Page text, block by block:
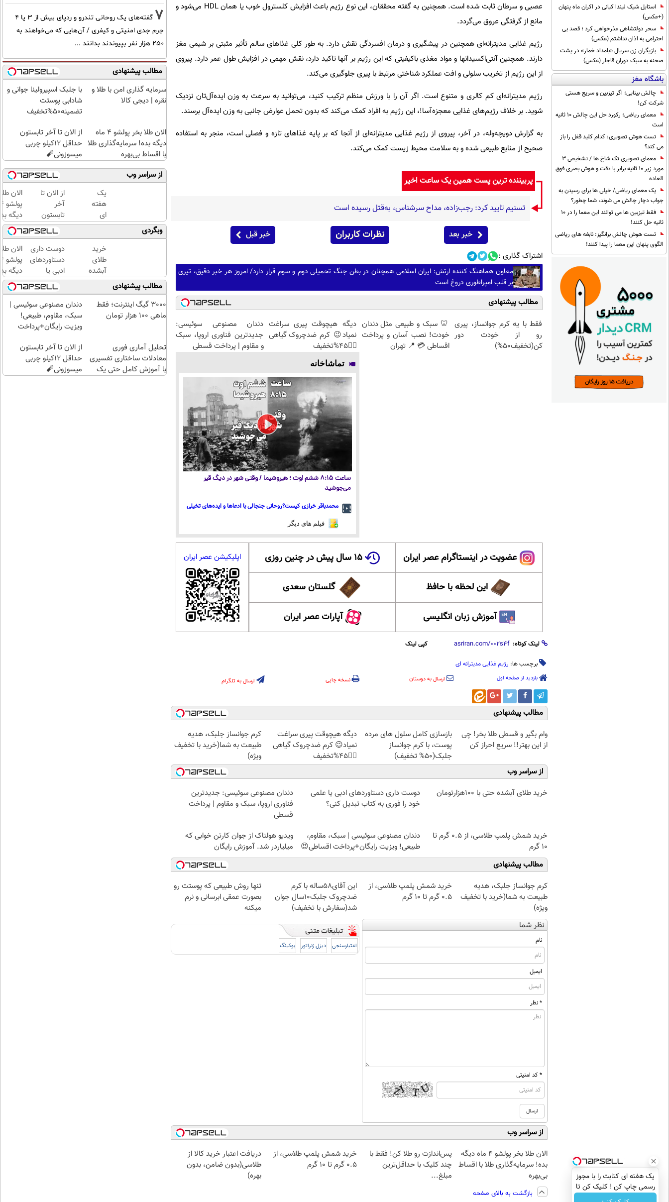
استایل شیک لیندا کیانی در اکران ماه پنهان
(+عکس)
سحر دولتشاهی عذرخواهی کرد ؛ قصد بی
احترامی به اذان نداشتم (عکس)
بازیگران زن سریال «بامداد خمار» در پشت
صحنه به سبک دوران قاجار (عکس)
باشگاه مغز
چالش بینایی؛ اگر تیزبین و سریع هستی
شرکت کن!
معمای ریاضی؛ رکورد حل این چالش 10 ثانیه
است
تست هوش تصویری: کدام کلید قفل را باز
می کند؟
معمای تصویری تک شاخ ها / تشخیص 3
مورد زیر 10 ثانیه برابر با دقت و هوش بصری فوق
العاده
یک معمای ریاضی/ خیلی ها برای رسیدن به
جواب دچار چالش می شوند، شما چطور؟
فقط تیزبین ها می توانند این معما را در 10
ثانیه حل کنند!
تست هوش چالش برانگیز: نابغه های ریاضی
الگوی پنهان این معما را پیدا کنند!
عصبی و سرطان ثابت شده است. همچنین به گفته محققان، این نوع رژیم باعث افزایش کلسترول خوب یا همان HDL می‌شود و
مانع از گرفتگی عروق می‌گردد.
رژیم غذایی مدیترانه‌ای همچنین در پیشگیری و درمان افسردگی نقش دارد. به طور کلی غذاهای سالم تأثیر مثبتی بر شیمی مغز
دارند. همچنین آنتی‌اکسیدانها و مواد مغذی باکیفیتی که این رژیم بر آنها تاکید دارد، نقش مهمی در افزایش طول عمر دارد. پیروی
از این رژیم از تخریب سلولی و افت عملکرد شناختی مرتبط با پیری جلوگیری می‌کند.
رژیم مدیترانه‌ای کم کالری و متنوع است. اگر آن را با ورزش منظم ترکیب کنید، می‌توانید به سرعت به وزن ایده‌آل‌تان نزدیک
شوید. بر خلاف رژیم‌های غذایی معجزه‌آسا!، این رژیم به افراد کمک می‌کند که بدون تحمل عوارض جانبی به وزن ایده‌آل برسند.
به گزارش دویچه‌وله، در آخر، پیروی از رژیم غذایی مدیترانه‌ای از آنجا که بر پایه غذاهای تازه و فصلی است، منجر به استفاده
صحیح از منابع طبیعی شده و به سلامت محیط زیست کمک می‌کند.
پربیننده ترین پست همین یک ساعت اخیر
تسنیم تایید کرد: رجب‌زاده، مداح سرشناس، به‌قتل رسیده است
خبر بعد نظرات کاربران خبر قبل
اشتراک گذاری :
معاون هماهنگ کننده ارتش: ایران اسلامی همچنان در بطن جنگ تحمیلی دوم و سوم قرار دارد/ امروز هر خبر دقیق، تیری
بر قلب امپراطوری دروغ است
مطالب پیشنهادی
فقط با یه کرم جوانساز، پیری
رو از خودت دور
کن(تخفیف50%)
🦷 سبک و طبیعی مثل دندان
خودت! نصب آسان و پرداخت
اقساطی 💳 📍 تهران
دیگه هیچوقت پیری سراغت
نمیاد😉 کرم ضدچروک گیاهی
👈🏻45%تخفیف
دندان مصنوعی سوئیسی:
جدیدترین فناوری اروپا، سبک
و مقاوم | پرداخت قسطی
تماشاخانه
ساعت ۸:۱۵ ششم اوت ؛ هیروشیما / وقتی شهر در دیگ قیر
می‌جوشید
محمدباقر خرازی کیست؟روحانی جنجالی با ادعاها و ایده‌های تخیلی
فیلم های دیگر
عضویت در اینستاگرام عصر ایران ۱۵ سال پیش در چنین روزی
این لحظه با حافظ گلستان سعدی
آموزش زبان انگلیسی آپارات عصر ایران
اپلیکیشن عصر ایران
لینک کوتاه: کپی لینک
برچسب ها: رژیم غذایی مدیترانه ای
بازدید از صفحه اول ارسال به دوستان نسخه چاپی ارسال به تلگرام
مطالب پیشنهادی
وام بگیر و قسطی طلا بخر! چی
از این بهتر!! سریع احراز کن
بازسازی کامل سلول های مرده
پوست، با کرم جوانساز
جلبک(50% تخفیف)
دیگه هیچوقت پیری سراغت
نمیاد😉 کرم ضدچروک گیاهی
👈🏻45%تخفیف
کرم جوانساز جلبک، هدیه
طبیعت به شما(خرید با تخفیف
ویژه)
از سراسر وب
خرید طلای آبشده حتی با ۱۰۰هزارتومان
دوست داری دستاوردهای ادبی یا علمی
خود را فوری به کتاب تبدیل کنی؟
دندان مصنوعی سوئیسی: جدیدترین
فناوری اروپا، سبک و مقاوم | پرداخت
قسطی
خرید شمش پلمپ طلاسی، از ۰.۵ گرم تا
۱۰ گرم
دندان مصنوعی سوئیسی | سبک، مقاوم،
طبیعی! ویزیت رایگان+پرداخت اقساطی😍
ویدیو هولناک از جوان کارتن خوابی که
میلیاردر شد. آموزش رایگان
مطالب پیشنهادی
کرم جوانساز جلبک، هدیه
طبیعت به شما(خرید با تخفیف
ویژه)
خرید شمش پلمپ طلاسی، از
۰.۵ گرم تا ۱۰ گرم
این آقای58ساله با کرم
ضدچروک جلبک10سال جوان
شد(سفارش با تخفیف)
تنها روش طبیعی که پوستت رو
بصورت عمقی ابرسانی و نرم
میکنه
نظر شما
نام
ایمیل
* نظر
* کد امنیتی
اعتبارسنجی دیزل ژنراتور بوکینگ
از سراسر وب
الان طلا بخر پولشو 4 ماه دیگه
بده! سرمایه‌گذاری طلا با اقساط
بی‌بهره
پس‌اندازت رو طلا کن! فقط با
چند کلیک با حداقل‌ترین
مبلغ...
خرید شمش پلمپ طلاسی، از
۰.۵ گرم تا ۱۰ گرم
دریافت اعتبار خرید کالا از
طلاسی(بدون ضامن، بدون
بهره)
بازگشت به بالای صفحه
7
گفته‌های یک روحانی تندرو و ردپای بیش از ۳ یا ۴
جرم جدی امنیتی و کیفری / آن‌هایی که می‌خواهند به
۲۵۰ هزار نفر بپیوندند بدانند ...
مطالب پیشنهادی
سرمایه گذاری امن با طلا و
نقره | دیجی کالا
با جلبک اسپیرولینا جوانی و
شادابی پوستت
تضمینه50%تخفیف
الان طلا بخر پولشو 4 ماه
دیگه بده! سرمایه‌گذاری طلا
با اقساط بی‌بهره
از الان تا آخر تابستون
حداقل 12کیلو چربی
میسوزونی🧨
از سراسر وب
یک
هفته
ای
کتابت
را با
مجوز
رسمی
چاپ
کن !
کلیک
کن تا
فرصت
از الان تا
آخر
تابستون
حداقل
12کیلو
چربی
میسوزونی
🧨
الان
دیگه
طلا با
بی‌بهره
وبگردی
خرید
طلای
آبشده
حتی با
۱۰۰هزارتومان
دوست داری
دستاوردهای
ادبی یا
علمی خود را
فوری به
کتاب تبدیل
کنی؟
الان
دیگه
طلا با
بی‌بهره
مطالب پیشنهادی
3000 گیگ اینترنت؛ فقط
ماهی 100 هزار تومان
دندان مصنوعی سوئیسی |
سبک، مقاوم، طبیعی!
ویزیت رایگان+پرداخت
تحلیل آماری فوری
معادلات ساختاری تفسیری
با آموزش کامل حتی یک
از الان تا آخر تابستون
حداقل 12کیلو چربی
میسوزونی🧨
یک هفته ای کتابت را با مجوز
رسمی چاپ کن ! کلیک کن تا
فرصت هست !